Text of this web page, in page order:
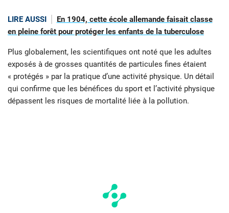
LIRE AUSSI
En 1904, cette école allemande faisait classe
en pleine forêt pour protéger les enfants de la tuberculose
Plus globalement, les scientifiques ont noté que les adultes
exposés à de grosses quantités de particules fines étaient
« protégés » par la pratique d’une activité physique. Un détail
qui confirme que les bénéfices du sport et l’activité physique
dépassent les risques de mortalité liée à la pollution.